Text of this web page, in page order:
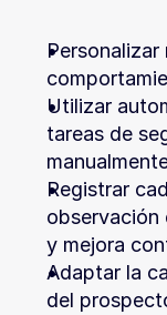
Personalizar
Utilizar
tareas de
Registrar
observación
y mejora
Adaptar la
del